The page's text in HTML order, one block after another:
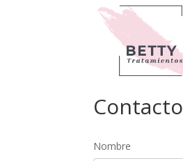
Contacto
Nombre